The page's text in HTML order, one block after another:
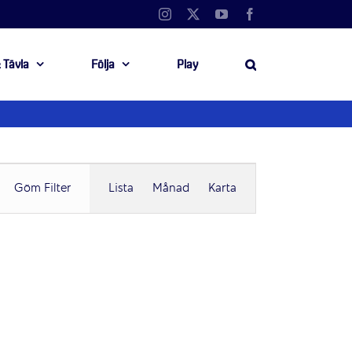
Instagram YouTube
Tävla Följa Play
Göm Filter
Evenemang
vynavigering
Lista Månad Karta